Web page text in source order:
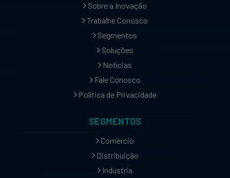
Sobre a Inovação
Trabalhe Conosco
Segmentos
Soluções
Notícias
Fale Conosco
Política de Privacidade
SEGMENTOS
Comércio
Distribuição
Indústria